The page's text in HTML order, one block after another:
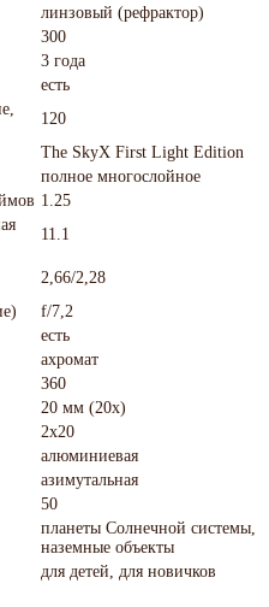
линзовый (рефрактор)
300
3 года
есть
120
The SkyX First Light Edition
полное многослойное
1.25
11.1
2,66/2,28
f/7,2
есть
ахромат
360
20 мм (20x)
2x20
алюминиевая
азимутальная
50
планеты Солнечной системы,
наземные объекты
для детей, для новичков